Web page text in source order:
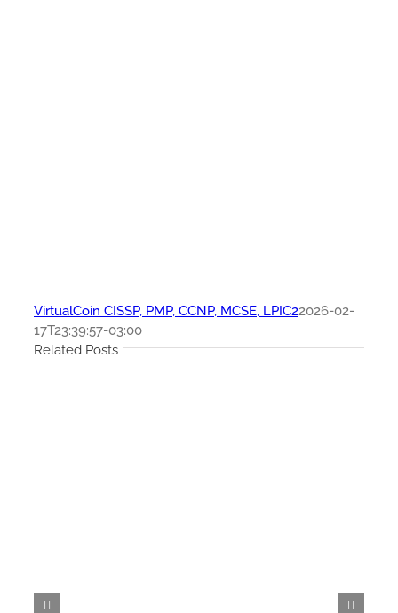
VirtualCoin CISSP, PMP, CCNP, MCSE, LPIC22026-02-
17T23:39:57-03:00
Related Posts